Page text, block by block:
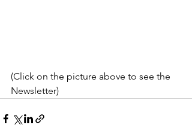
(Click on the picture above to see the
Newsletter)